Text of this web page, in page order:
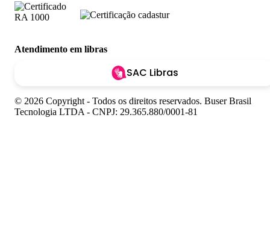
Atendimento em libras
SAC Libras
© 2026 Copyright - Todos os direitos reservados. Buser Brasil
Tecnologia LTDA - CNPJ: 29.365.880/0001-81